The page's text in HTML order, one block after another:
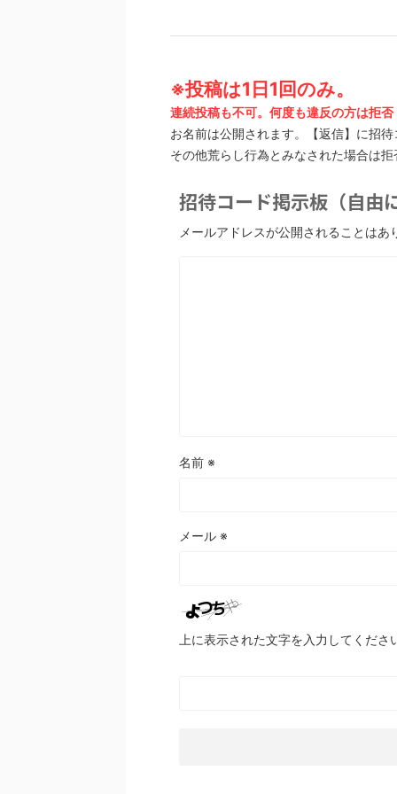
※投稿は1日1回のみ。
連続投稿も不可。何度も違反の方は拒
お名前は公開されます。【返信】に招
その他荒らし行為とみなされた場合は
招待コード掲示板（自由
メールアドレスが公開されることはあ
名前 ※
メール ※
上に表示された文字を入力してくださ